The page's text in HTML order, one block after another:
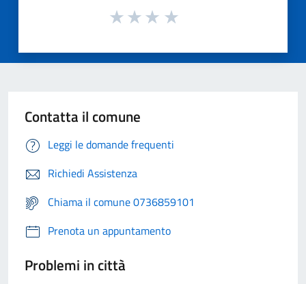
Contatta il comune
Leggi le domande frequenti
Richiedi Assistenza
Chiama il comune 0736859101
Prenota un appuntamento
Problemi in città